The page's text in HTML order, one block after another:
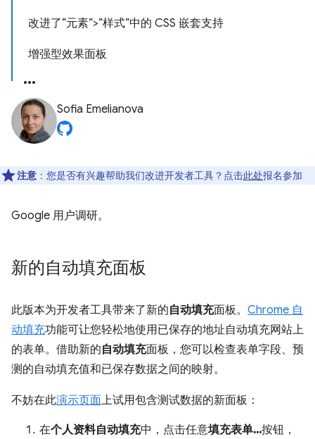
改进了“元素”>“样式”中的 CSS 嵌套支持
增强型效果面板
Sofia Emelianova
注意 ：您是否有兴趣帮助我们改进开发者工具？点击此处报名参加
Google 用户调研。
新的自动填充面板
此版本为开发者工具带来了新的自动填充面板。 Chrome 自
动填充功能可让您轻松地使用已保存的地址自动填充网站上
的表单。借助新的自动填充面板，您可以检查表单字段、预
测的自动填充值和已保存数据之间的映射。
不妨在此演示页面上试用包含测试数据的新面板：
在个人资料自动填充中，点击任意填充表单...按钮，